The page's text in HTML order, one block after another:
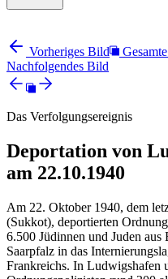
Vorheriges Bild
Nachfolgendes Bild
Das Verfolgungsereignis
Deportation von
am 22.10.1940
Am 22. Oktober 1940, dem
(Sukkot), deportierten
6.500 Jüdinnen und Juden aus
Saarpfalz in das
Frankreichs. In Ludwigshafen